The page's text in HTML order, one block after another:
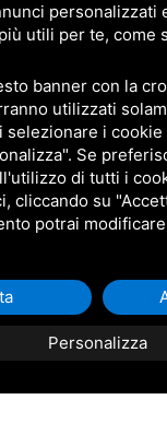
Giulio Barbieri
e
personalizzati
utili per te, come
banner con la
utilizzati
selezionare i cookie
Se
di tutti i
cliccando su
potrai
Personalizza